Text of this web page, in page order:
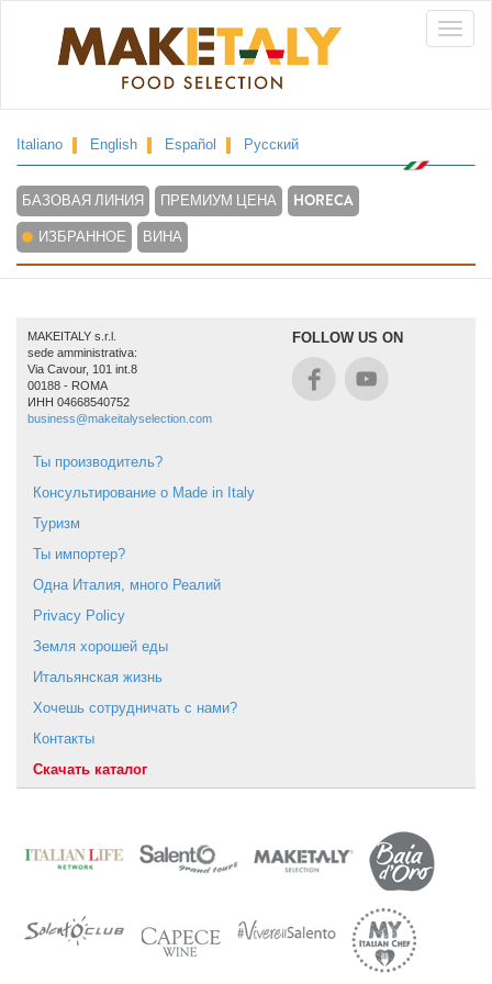
основному
содержанию
Toggle
Italiano English Español Русский
БАЗОВАЯ ЛИНИЯ ПРЕМИУМ ЦЕНА
HORECA
ИЗБРАННОЕ
ВИНА
MAKEITALY s.r.l.
sede amministrativa:
Via Cavour, 101 int.8
00188 - ROMA
ИНН 04668540752
business@makeitalyselection.com
FOLLOW US ON
Ты производитель?
Консультирование о Мade in Italy
Туризм
Ты импортер?
Одна Италия, много Реалий
Privacy Policy
Земля хорошей еды
Итальянская жизнь
Хочешь сотрудничать с нами?
Контакты
Скачать каталог